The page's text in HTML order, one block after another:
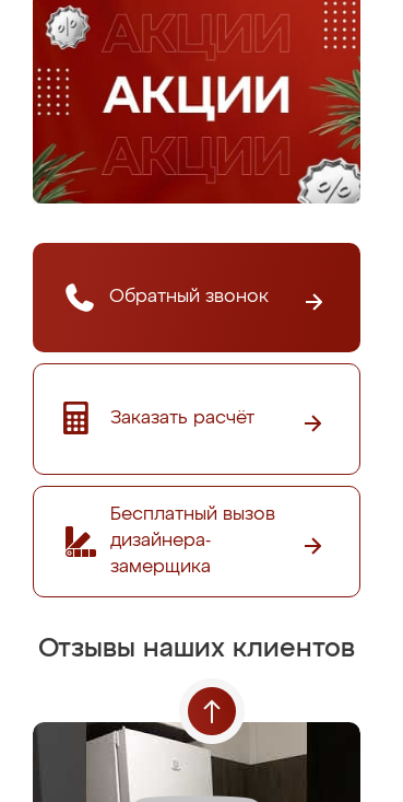
Обратный звонок
Заказать расчёт
Бесплатный вызов
дизайнера-
замерщика
Отзывы наших клиентов